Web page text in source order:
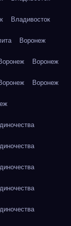
Владивосток
Воронеж
Воронеж
Воронеж